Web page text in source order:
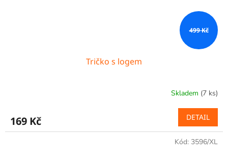
499 Kč
Tričko s logem
Skladem (7 ks)
169 Kč DETAIL
Kód: 3596/XL